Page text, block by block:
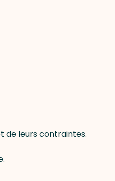
de leurs contraintes.